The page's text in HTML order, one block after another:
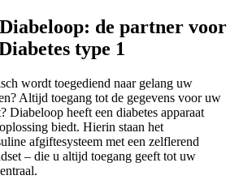
de partner voor
type 1
wordt toegediend naar gelang uw
Altijd toegang tot de gegevens voor uw
Diabeloop heeft een diabetes apparaat
biedt. Hierin staan het
afgiftesysteem met een zelflerend
– die u altijd toegang geeft tot uw